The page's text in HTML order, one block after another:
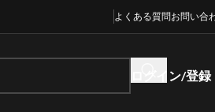
よくある質問お問い合
ログイン/登録